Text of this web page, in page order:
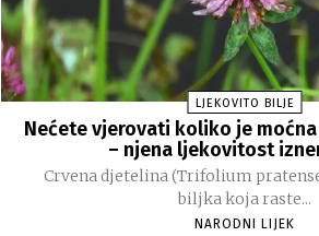
LJEKOVITO BILJE
Nećete vjerovati koliko je
– njena ljekovitost
Crvena djetelina (Trifolium
biljka koja raste...
NARODNI LIJEK